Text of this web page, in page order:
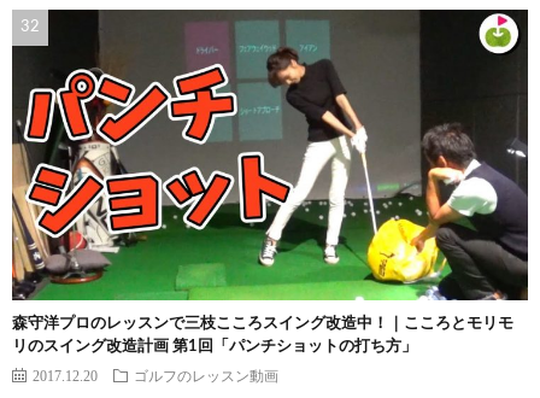
森守洋プロのレッスンで三枝こころスイング改造中！｜こころとモリモ
リのスイング改造計画 第1回「パンチショットの打ち方」
2017.12.20 ゴルフのレッスン動画